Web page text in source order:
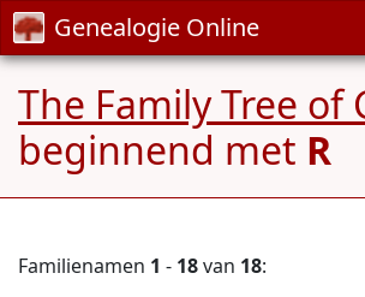
Genealogie Online
The Family Tree
beginnend met R
Familienamen 1 - 18van 18: